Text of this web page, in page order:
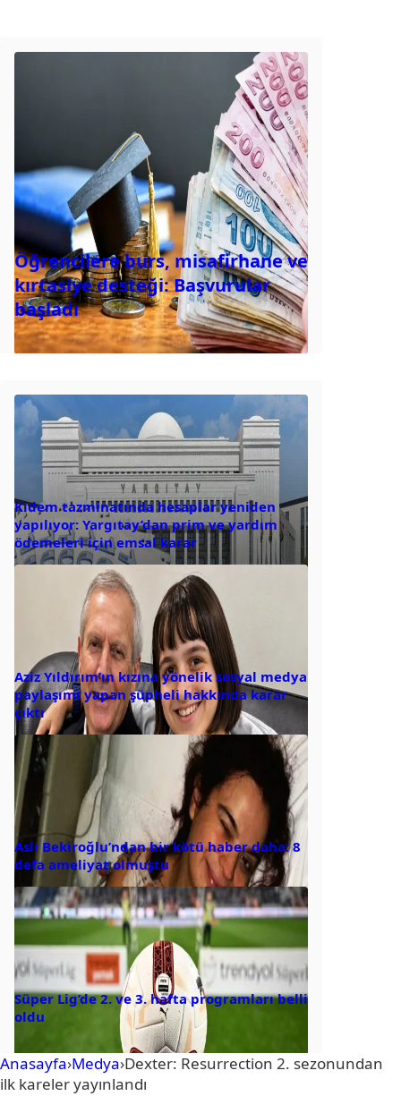
Öğrencilere burs, misafirhane ve
kırtasiye desteği: Başvurular
başladı
Kıdem tazminatında hesaplar yeniden
yapılıyor: Yargıtay’dan prim ve yardım
ödemeleri için emsal karar
Aziz Yıldırım’ın kızına yönelik sosyal medya
paylaşımı yapan şüpheli hakkında karar
çıktı
Aslı Bekiroğlu’ndan bir kötü haber daha: 8
defa ameliyat olmuştu
Süper Lig’de 2. ve 3. hafta programları belli
oldu
Anasayfa›Medya›Dexter: Resurrection 2. sezonundan
ilk kareler yayınlandı